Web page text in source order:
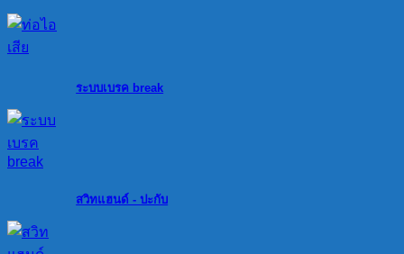
ระบบเบรค break
สวิทแฮนด์ - ปะกับ